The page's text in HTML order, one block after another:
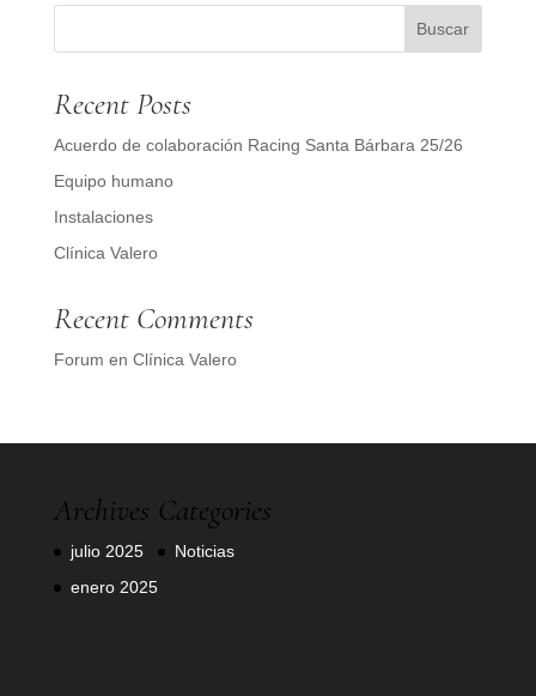
Buscar
Recent Posts
Acuerdo de colaboración Racing Santa Bárbara 25/26
Equipo humano
Instalaciones
Clínica Valero
Recent Comments
Forum en Clínica Valero
Archives
julio 2025
enero 2025
Categories
Noticias